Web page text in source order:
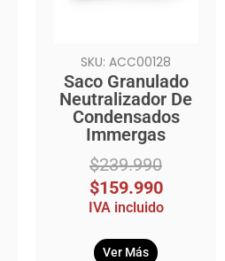
SKU: ACC00128
Saco Granulado
Neutralizador De
Condensados
Immergas
$239.990
$159.990
IVA incluido
Ver Más